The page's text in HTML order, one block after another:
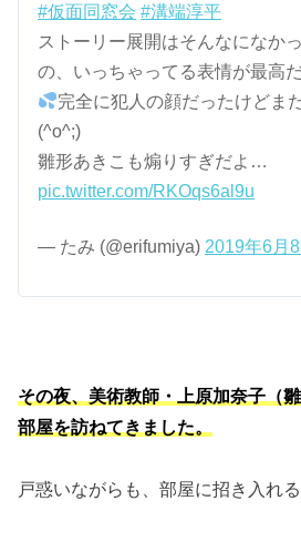
#仮面同窓会 #溝端淳平
ストーリー展開はそんなになか
の、いっちゃってる表情が最高
完全に犯人の顔だったけどま
(^o^;)
雛形あきこも煽りすぎだよ…
pic.twitter.com/RKOqs6al9u
— たみ (@erifumiya) 2019年6月8
その夜、美術教師・上原加奈子（
部屋を訪ねてきました。
戸惑いながらも、部屋に招き入れる